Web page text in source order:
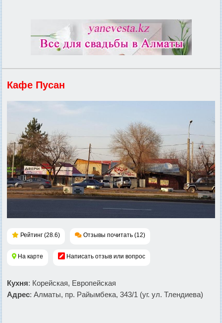
Кафе Пусан
Рейтинг (28.6) Отзывы почитать (12)
На карте Написать отзыв или вопрос
Кухня: Корейская, Европейская
Адрес: Алматы, пр. Райымбека, 343/1 (уг. ул. Тлендиева)